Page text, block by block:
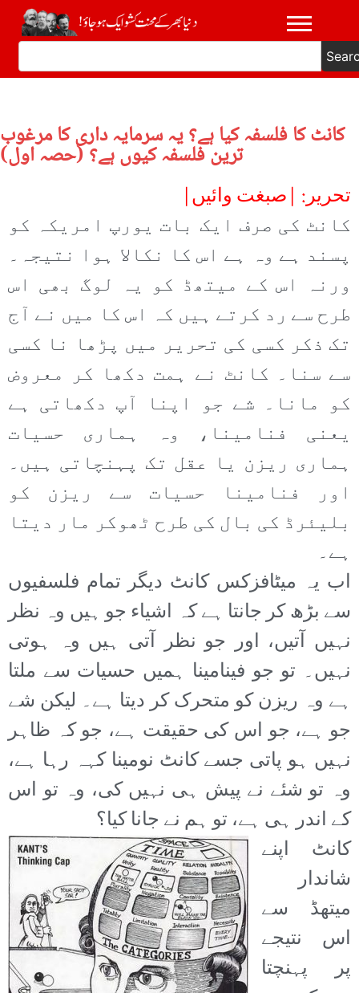
کانٹ کا فلسفہ کیا ہے؟ یہ سرمایہ داری کا مرغوب
ترین فلسفہ کیوں ہے؟ (حصہ اول)
تحریر: |صبغت وائیں|
کانٹ کی صرف ایک بات یورپ امریکہ کو
پسند ہے وہ ہے اس کا نکالا ہوا نتیجہ۔
ورنہ اس کے میتھڈ کو یہ لوگ بھی اس
طرح سے رد کرتے ہیں کہ اس کا میں نے آج
تک ذکر کسی کی تحریر میں پڑھا نا کسی
سے سنا۔ کانٹ نے ہمت دکھا کر معروض
کو مانا۔ شے جو اپنا آپ دکھاتی ہے
یعنی فنامینا، وہ ہماری حسیات
ہماری ریزن یا عقل تک پہنچاتی ہیں۔
اور فنامینا حسیات سے ریزن کو
بلیئرڈ کی بال کی طرح ٹھوکر مار دیتا
ہے۔
اب یہ میٹافزکس کانٹ دیگر تمام فلسفیوں
سے بڑھ کر جانتا ہے کہ اشیاء جو ہیں وہ نظر
نہیں آتیں، اور جو نظر آتی ہیں وہ ہوتی
نہیں۔ تو جو فینامینا ہمیں حسیات سے ملتا
ہے وہ ریزن کو متحرک کر دیتا ہے۔ لیکن شے
جو ہے، جو اس کی حقیقت ہے، جو کہ ظاہر
نہیں ہو پاتی جسے کانٹ نومینا کہہ رہا ہے،
وہ تو شئے نے پیش ہی نہیں کی، وہ تو اس
کے اندر ہی ہے، تو ہم نے جانا کیا؟
کانٹ اپنے
شاندار
میتھڈ سے
اس نتیجے
پر پہنچتا